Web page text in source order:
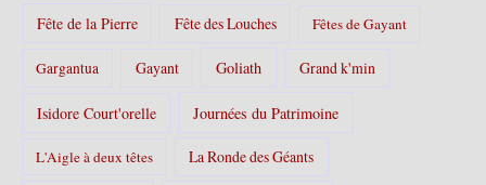
Fête de la Pierre Fête des Louches Fêtes de Gayant
Gargantua Gayant Goliath Grand k'min
Isidore Court'orelle Journées du Patrimoine
L'Aigle à deux têtes La Ronde des Géants